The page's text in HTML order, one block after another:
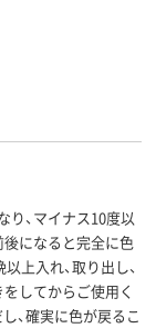
、マイナス10度以
後になると完全に色
上入れ、取り出し、
してからご使用く
、確実に色が戻るこ